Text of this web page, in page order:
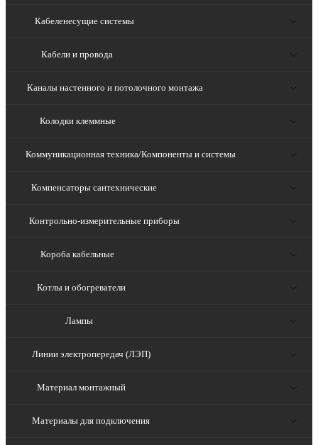
Кабеленесущие системы
Кабели и провода
Каналы настенного и потолочного монтажа
Колодки клеммные
Коммуникационная техника/Компоненты и системы
Компенсаторы сантехнические
Контрольно-измерительные приборы
Короба кабельные
Котлы и обогреватели
Лампы
Линии электропередач (ЛЭП)
Материал монтажный
Материалы для подключения